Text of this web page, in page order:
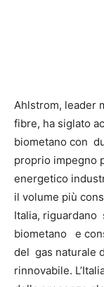
Ahlstrom, leader
fibre, ha siglato
biometano con
proprio impegno
energetico
il volume più
Italia,
biometano e
del gas naturale
rinnovabile.